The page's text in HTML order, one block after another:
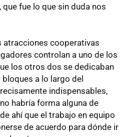
fue lo que sin duda nos
atracciones cooperativas
controlan a uno de los
los otros dos se dedicaban
a lo largo del
indispensables,
habría forma alguna de
ahí que el trabajo en equipo
de acuerdo para dónde ir